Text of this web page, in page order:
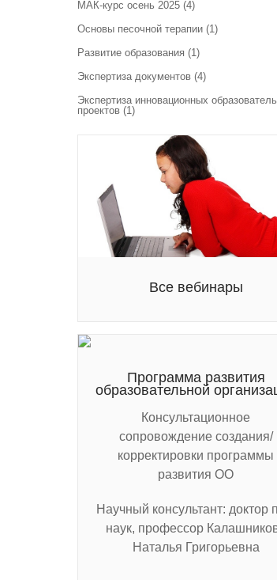
МАК-курс осень 2025 (4)
Основы песочной терапии (1)
Развитие образования (1)
Экспертиза документов (4)
Экспертиза инновационных
проектов (1)
Все вебинары
Программа развития
образовательной
Консультационное
сопровождение создания/
корректировки программы
развития ОО
Научный консультант: доктор
наук, профессор
Наталья Григорьевна